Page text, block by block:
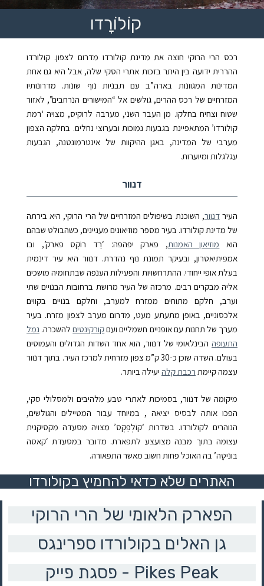
קוֹלוֹרָדו
רכס הרי הרוקי חוצה את מדינת קולורדו מדרום לצפון. קולורדו
ההררית ידועה בין היתר בזכות אתרי הסקי שלה, אבל היא גם אחת
המדינות המגוונות בארה”ב עם תבניות נוף שונות. מדרונותיו
המזרחיים של רכס ההרים, גולשים אל “המישורים הנרחבים”, לאזור
שטוח וצחיח בחלקו. מן העבר השני, מערבה לרוקיס, מצויה ‘רמת
קולורדו’ המתאפיינת בגבעות נמוכות ובערוצי נחלים. בחלקה הצפון
מערבי של המדינה, באגן ההיקוות של אינטרמונטנה, הגבעות
עגלגלות ומיוערות.
דנוור
העירדנוור, השוכנת בשיפולים המזרחיים של הרי הרוקי, היא בירתה
של מדינת קולורדו. בעיר מספר מוזיאונים מעניינים, כשהבולט שבהם
הוא מוזיאון האמנות, פארק יפהפה: ‘רֵד רוֹקְס פארק’, ובו
אמפיתיאטרון, ובעיקר תמונת נוף נהדרת. דנוור היא עיר דינמית
בעלת אופי ייחודי. ההתרחשויות והפעילות הענפה שבתחומיה מושכים
אליה מבקרים רבים. מרכזה של העיר מרושת ברחובות הבנויים שתי
וערב, חלקם מתוחים ממזרח למערב, וחלקם בנויים בקווים
אלכסוניים, באופן מתעתע מעט, מדרום מערב לצפון מזרח. בעיר
מערך של תחנות עם אופניים חשמליים ועםקורקינטיםלהשכרה. נמל
התעופה הבינלאומי של דנוור, הוא אחד השדות הגדולים והעמוסים
בעולם. השדה שוכן כ-30 ק”מ צפון מזרחית למרכז העיר. בתוך דנוור
עצמה קיימת רכבת קלה יעילה ביותר.
מיקומה של דנוור, בסמיכות לאתרי טבע מלהיבים ולמסלולי סקי,
הפכו אותה לבסיס יציאה , במיוחד עבור המטיילים והגולשים,
הנוהרים לקולורדו. בשדרות ‘קוֹלְפַקְס’ מצויה מסעדה מקסיקנית
עצומה בתוך מבנה מצועצע לתפארת. מדובר במסעדת ‘קאסה
בּוניטָה’ בה האוכל פחות חשוב מאשר התפאורה.
האתרים שלא כדאי להחמיץ בקולורדו
הפארק הלאומי של הרי הרוקי
גן האלים בקולורדו ספרינגס
פסגת פייק - Pikes Peak